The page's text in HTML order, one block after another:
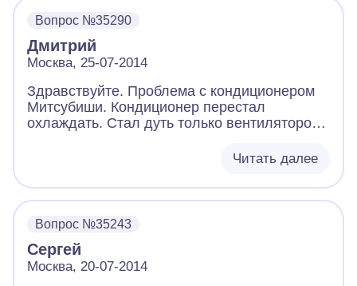
Вопрос №35290
Дмитрий
Москва, 25-07-2014
Здравствуйте. Проблема с кондиционером
Митсубиши. Кондиционер перестал
охлаждать. Стал дуть только вентилятором.
20-120 мин работы. До этого была та же
кондиционер проработал 2 недели и
проблема снова появилась. По словам
прошлых мастеров давления во всех
трубках нормальное. В чем может быть
проблема и ориентировочная стоимость
ремонта?
Читать далее
Вопрос №35243
Сергей
Москва, 20-07-2014